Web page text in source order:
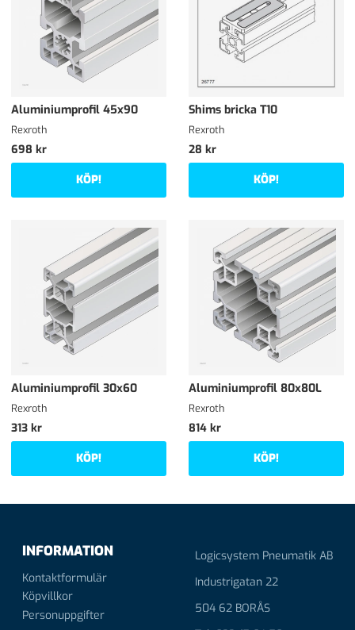
Aluminiumprofil 45x90
Rexroth
698 kr
KÖP!
Shims bricka T10
Rexroth
28 kr
KÖP!
Aluminiumprofil 30x60
Rexroth
313 kr
KÖP!
Aluminiumprofil 80x80L
Rexroth
814 kr
KÖP!
INFORMATION
Kontaktformulär
Köpvillkor
Personuppgifter
Logicsystem Pneumatik AB
Industrigatan 22
504 62 BORÅS